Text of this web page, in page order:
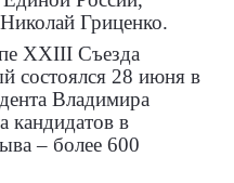
Гриценко.
XXIII Съезда
состоялся 28 июня в
Владимира
кандидатов в
– более 600